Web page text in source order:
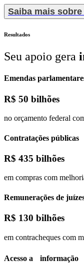
Saiba mais
Resultados
Seu apoio gera
Emendas
R$ 50 bilhões
no orçamento federal
Contratações públicas
R$ 435 bilhões
em compras com
Remunerações de
R$ 130 bilhões
em contracheques com
Acesso a informação